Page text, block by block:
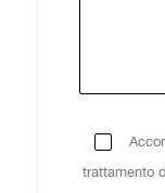
trattamento